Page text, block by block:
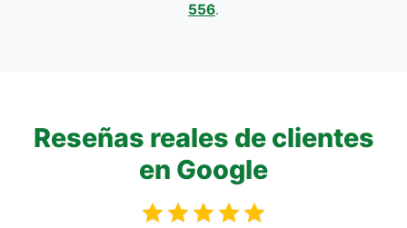
556.
Reseñas reales de clientes
en Google